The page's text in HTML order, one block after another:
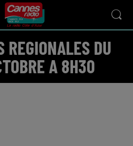
REGIONALES DU
A 8H30